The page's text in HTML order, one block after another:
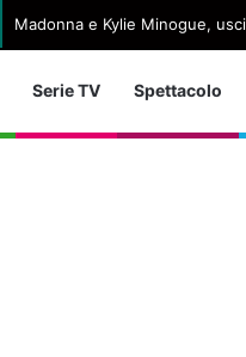
Madonna e Kylie Minogue,
Serie TV Spettacolo